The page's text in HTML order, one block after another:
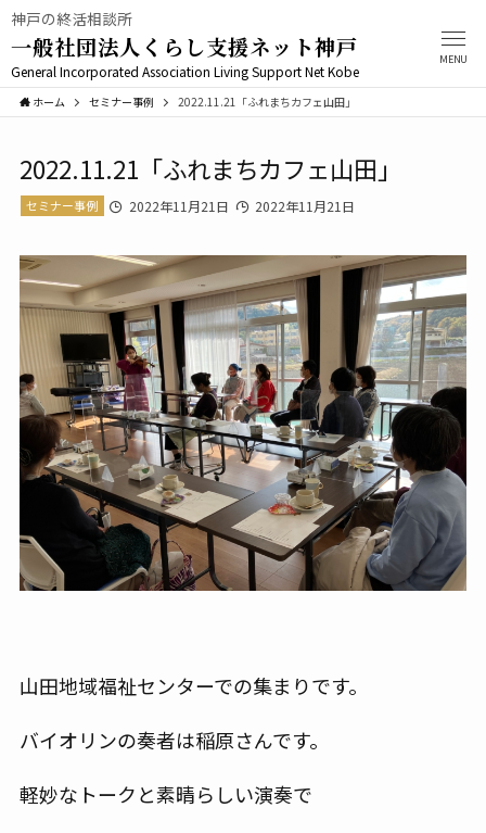
神戸の終活相談所
一般社団法人くらし支援ネット神戸
General Incorporated Association Living Support Net Kobe
MENU
ホーム セミナー事例 2022.11.21「ふれまちカフェ山田」
2022.11.21「ふれまちカフェ山田」
セミナー事例 2022年11月21日 2022年11月21日
山田地域福祉センターでの集まりです。
バイオリンの奏者は稲原さんです。
軽妙なトークと素晴らしい演奏で